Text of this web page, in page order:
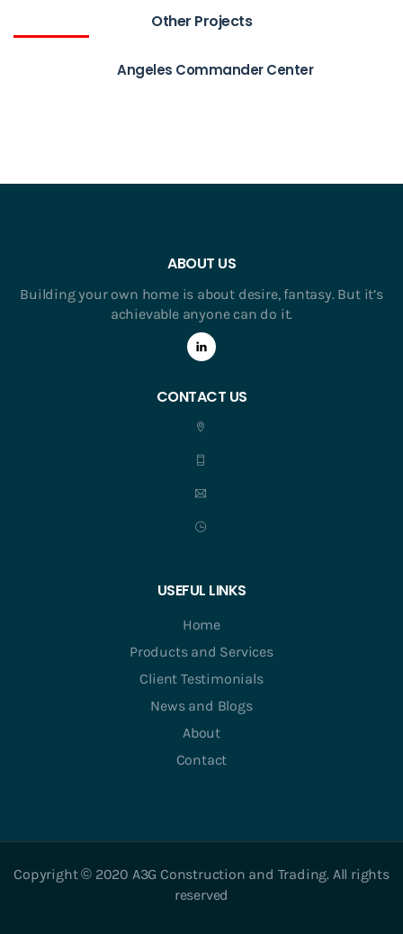
Other Projects
Angeles Commander Center
ABOUT US
Building your own home is about desire, fantasy. But it’s
achievable anyone can do it.
CONTACT US
USEFUL LINKS
Home
Products and Services
Client Testimonials
News and Blogs
About
Contact
Copyright © 2020 A3G Construction and Trading. All rights
reserved